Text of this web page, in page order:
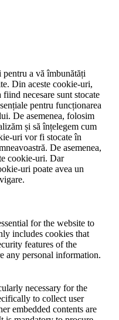
a vă îmbunătăți
Din aceste cookie-uri,
necesare sunt stocate
pentru funcționarea
De asemenea, folosim
și să înțelegem cum
uri vor fi stocate în
De asemenea,
cookie-uri. Dar
uri poate avea un
for the website to
includes cookies that
features of the
any personal information.
necessary for the
to collect user
embedded contents are